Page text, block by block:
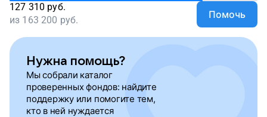
127 310 руб.
из 163 200 руб. Помочь
Нужна помощь?
Мы собрали каталог
проверенных фондов: найдите
поддержку или помогите тем,
кто в ней нуждается